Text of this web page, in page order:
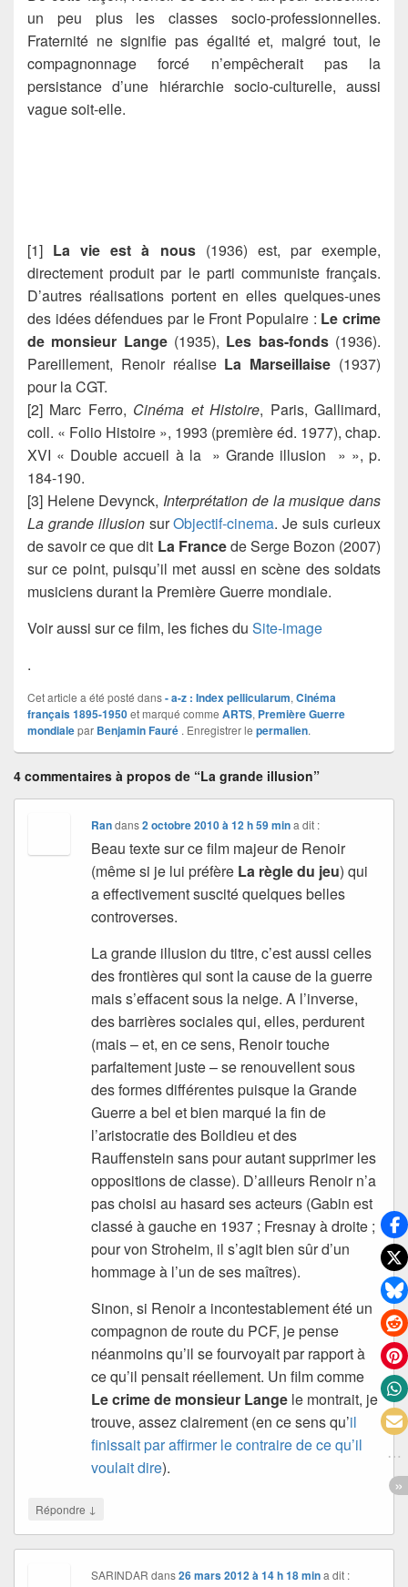
un peu plus les classes socio-professionnelles.
Fraternité ne signifie pas égalité et, malgré tout, le
compagnonnage forcé n’empêcherait pas la
persistance d’une hiérarchie socio-culturelle, aussi
vague soit-elle.
[1] La vie est à nous(1936) est, par exemple,
directement produit par le parti communiste français.
D’autres réalisations portent en elles quelques-unes
des idées défendues par le Front Populaire : Le crime
de monsieur Lange(1935), Les bas-fonds(1936).
Pareillement, Renoir réalise La Marseillaise (1937)
pour la CGT.
[2] Marc Ferro, Cinéma et Histoire, Paris, Gallimard,
coll. « Folio Histoire », 1993 (première éd. 1977), chap.
XVI « Double accueil à la » Grande illusion » », p.
184-190.
[3] Helene Devynck, Interprétation de la musique dans
La grande illusionsurObjectif-cinema. Je suis curieux
de savoir ce que dit La Francede Serge Bozon (2007)
sur ce point, puisqu’il met aussi en scène des soldats
musiciens durant la Première Guerre mondiale.
Voir aussi sur ce film, les fiches du Site-image
.
Cet article a été posté dans- a-z : Index pellicularum,Cinéma
français 1895-1950et marqué comme ARTS, Première Guerre
mondialepar Benjamin Fauré . Enregistrer le permalien.
4 commentaires à propos de “La grande illusion”
Randans2 octobre 2010 à 12 h 59 min a dit :
Beau texte sur ce film majeur de Renoir
(même si je lui préfère La règle du jeu) qui
a effectivement suscité quelques belles
controverses.
La grande illusion du titre, c’est aussi celles
des frontières qui sont la cause de la guerre
mais s’effacent sous la neige. A l’inverse,
des barrières sociales qui, elles, perdurent
(mais – et, en ce sens, Renoir touche
parfaitement juste – se renouvellent sous
des formes différentes puisque la Grande
Guerre a bel et bien marqué la fin de
l’aristocratie des Boildieu et des
Rauffenstein sans pour autant supprimer les
oppositions de classe). D’ailleurs Renoir n’a
pas choisi au hasard ses acteurs (Gabin est
classé à gauche en 1937 ; Fresnay à droite ;
pour von Stroheim, il s’agit bien sûr d’un
hommage à l’un de ses maîtres).
Sinon, si Renoir a incontestablement été un
compagnon de route du PCF, je pense
néanmoins qu’il se fourvoyait par rapport à
ce qu’il pensait réellement. Un film comme
Le crime de monsieur Lange le montrait, je
trouve, assez clairement (en ce sens qu’il
finissait par affirmer le contraire de ce qu’il
voulait dire).
Répondre ↓
SARINDAR dans26 mars 2012 à 14 h 18 min a dit :